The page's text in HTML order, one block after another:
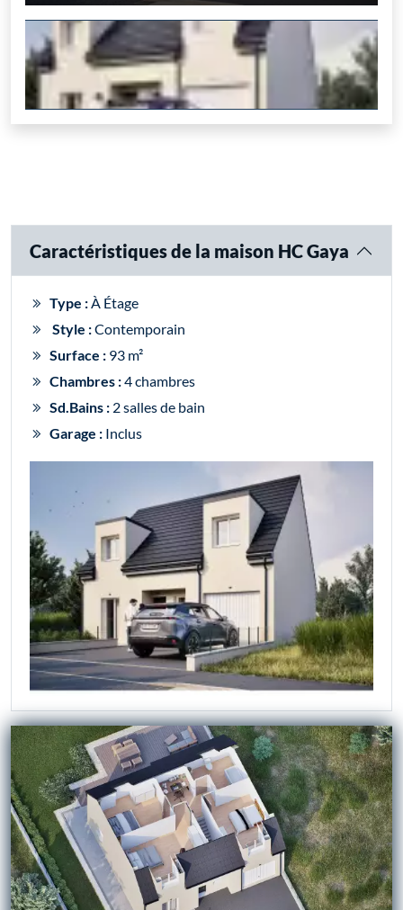
Caractéristiques de la maison HC Gaya
Type :À Étage
Style :Contemporain
Surface : 93 m²
Chambres :4 chambres
Sd.Bains : 2 salles de bain
Garage : Inclus